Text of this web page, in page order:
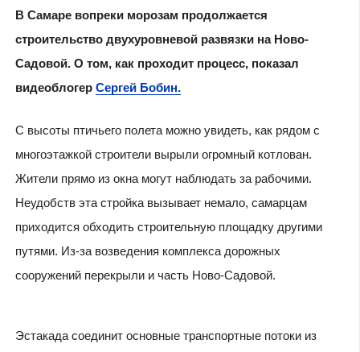
В Самаре вопреки морозам продолжается
строительство двухуровневой развязки на Ново-
Садовой. О том, как проходит процесс, показал
видеоблогер Сергей Бобин.
С высоты птичьего полета можно увидеть, как рядом с
многоэтажкой строители вырыли огромный котлован.
Жители прямо из окна могут наблюдать за рабочими.
Неудобств эта стройка вызывает немало, самарцам
приходится обходить строительную площадку другими
путями. Из-за возведения комплекса дорожных
сооружений перекрыли и часть Ново-Садовой.
Эстакада соединит основные транспортные потоки из